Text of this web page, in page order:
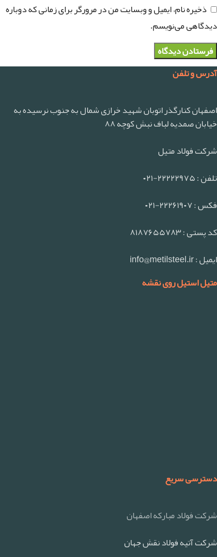
ذخیره نام، ایمیل و وبسایت من در مرورگر برای زمانی که دوباره
دیدگاهی می‌نویسم.
آدرس و تلفن
اصفهان کنارگذر اتوبان شهید خرازی شمال به جنوب نرسیده به
خیابان صمدیه لباف نبش کوچه ۸۸
شرکت فولاد متیل
تلفن : ۲۲۲۲۲۹۷۵-۰۲۱
فکس : ۲۲۲۶۱۹۰۷-۰۲۱
کد پستی : ۸۱۸۷۶۵۵۷۸۳
ایمیل : info@metilsteel.ir
متیل استیل روی نقشه
دسترسی سریع
شرکت فولاد مبارکه اصفهان
شرکت آتیه فولاد نقش جهان